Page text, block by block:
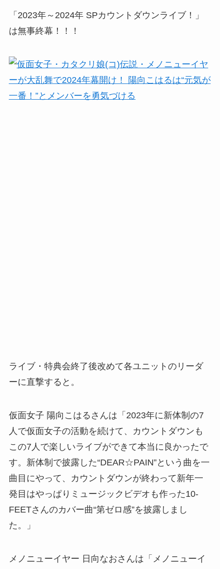
「2023年～2024年 SPカウントダウンライブ！」
は無事終幕！！！
ライブ・特典会終了後改めて各ユニットのリーダ
ーに直撃すると。
仮面女子 陽向こはるさんは「2023年に新体制の7
人で仮面女子の活動を続けて、カウントダウンも
この7人で楽しいライブができて本当に良かったで
す。新体制で披露した“DEAR☆PAIN”という曲を一
曲目にやって、カウントダウンが終わって新年一
発目はやっぱりミュージックビデオも作った10-
FEETさんのカバー曲“第ゼロ感”を披露しまし
た。」
メノニューイヤー 日向なおさんは「メノニューイ